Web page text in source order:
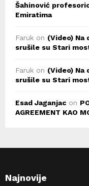
Šahinović
Emiratima
Faruk on (Video) Na
srušile su Stari
Faruk on (Video) Na
srušile su Stari
Esad Jaganjac on
AGREEMENT KAO
Najnovije